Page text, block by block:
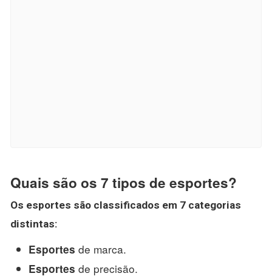
Quais são os 7 tipos de esportes?
Os esportes são classificados em 7 categorias
distintas:
Esportes de marca.
Esportes de precisão.